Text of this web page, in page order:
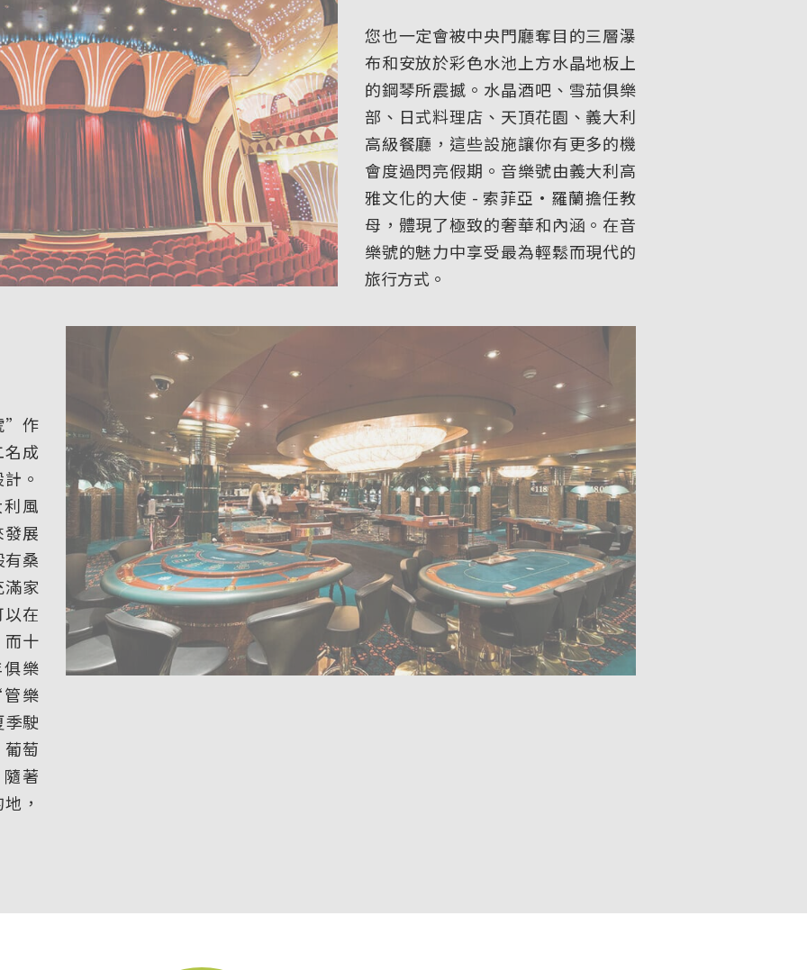
您也一定會被中央門廳奪目的三層瀑
布和安放於彩色水池上方水晶地板上
的鋼琴所震撼。水晶酒吧、雪茄俱樂
部、日式料理店、天頂花園、義大利
高級餐廳，這些設施讓你有更多的機
會度過閃亮假期。音樂號由義大利高
雅文化的大使 - 索菲亞•羅蘭擔任教
母，體現了極致的奢華和內涵。在音
樂號的魅力中享受最為輕鬆而現代的
旅行方式。
”作
成
。
風
展
桑
家
在
十
樂
樂
駛
萄
著
，